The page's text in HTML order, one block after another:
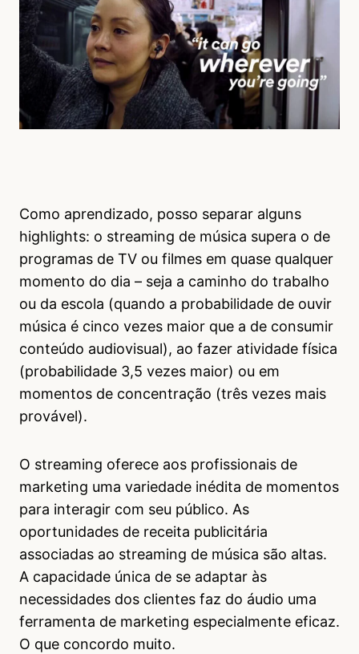
Como aprendizado, posso separar alguns
highlights: o streaming de música supera o de
programas de TV ou filmes em quase qualquer
momento do dia – seja a caminho do trabalho
ou da escola (quando a probabilidade de ouvir
música é cinco vezes maior que a de consumir
conteúdo audiovisual), ao fazer atividade física
(probabilidade 3,5 vezes maior) ou em
momentos de concentração (três vezes mais
provável).
O streaming oferece aos profissionais de
marketing uma variedade inédita de momentos
para interagir com seu público. As
oportunidades de receita publicitária
associadas ao streaming de música são altas.
A capacidade única de se adaptar às
necessidades dos clientes faz do áudio uma
ferramenta de marketing especialmente eficaz.
O que concordo muito.